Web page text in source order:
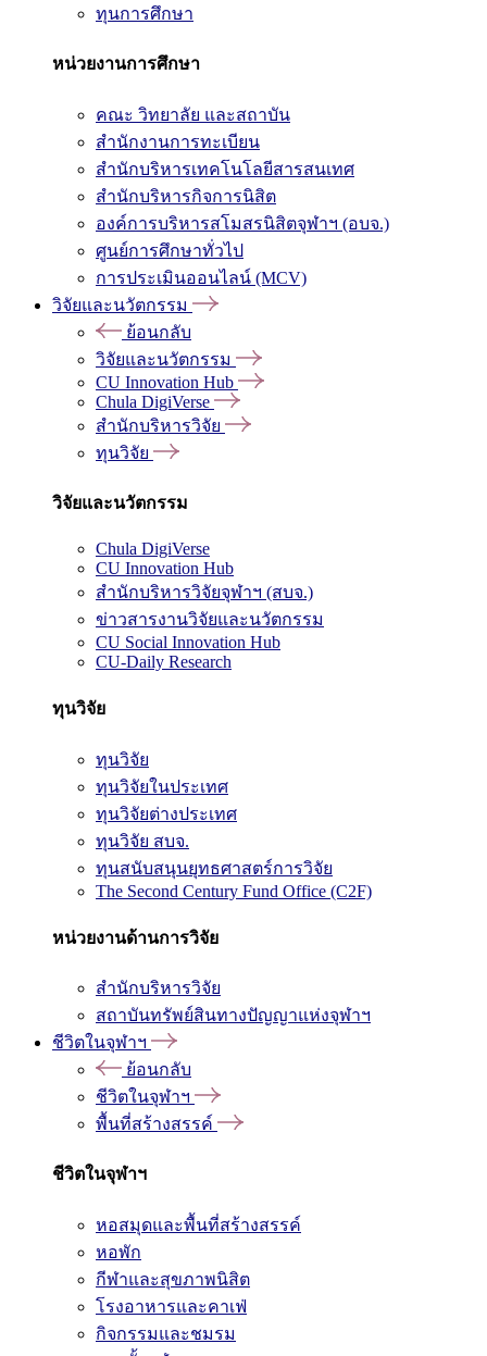
ทุนการศึกษา
หน่วยงานการศึกษา
คณะ วิทยาลัย และสถาบัน
สำนักงานการทะเบียน
สำนักบริหารเทคโนโลยีสารสนเทศ
สำนักบริหารกิจการนิสิต
องค์การบริหารสโมสรนิสิตจุฬาฯ (อบจ.)
ศูนย์การศึกษาทั่วไป
การประเมินออนไลน์ (MCV)
วิจัยและนวัตกรรม
ย้อนกลับ
วิจัยและนวัตกรรม
CU Innovation Hub
Chula DigiVerse
สำนักบริหารวิจัย
ทุนวิจัย
วิจัยและนวัตกรรม
Chula DigiVerse
CU Innovation Hub
สำนักบริหารวิจัยจุฬาฯ (สบจ.)
ข่าวสารงานวิจัยและนวัตกรรม
CU Social Innovation Hub
CU-Daily Research
ทุนวิจัย
ทุนวิจัย
ทุนวิจัยในประเทศ
ทุนวิจัยต่างประเทศ
ทุนวิจัย สบจ.
ทุนสนับสนุนยุทธศาสตร์การวิจัย
The Second Century Fund Office (C2F)
หน่วยงานด้านการวิจัย
สำนักบริหารวิจัย
สถาบันทรัพย์สินทางปัญญาแห่งจุฬาฯ
ชีวิตในจุฬาฯ
ย้อนกลับ
ชีวิตในจุฬาฯ
พื้นที่สร้างสรรค์
ชีวิตในจุฬาฯ
หอสมุดและพื้นที่สร้างสรรค์
หอพัก
กีฬาและสุขภาพนิสิต
โรงอาหารและคาเฟ่
กิจกรรมและชมรม